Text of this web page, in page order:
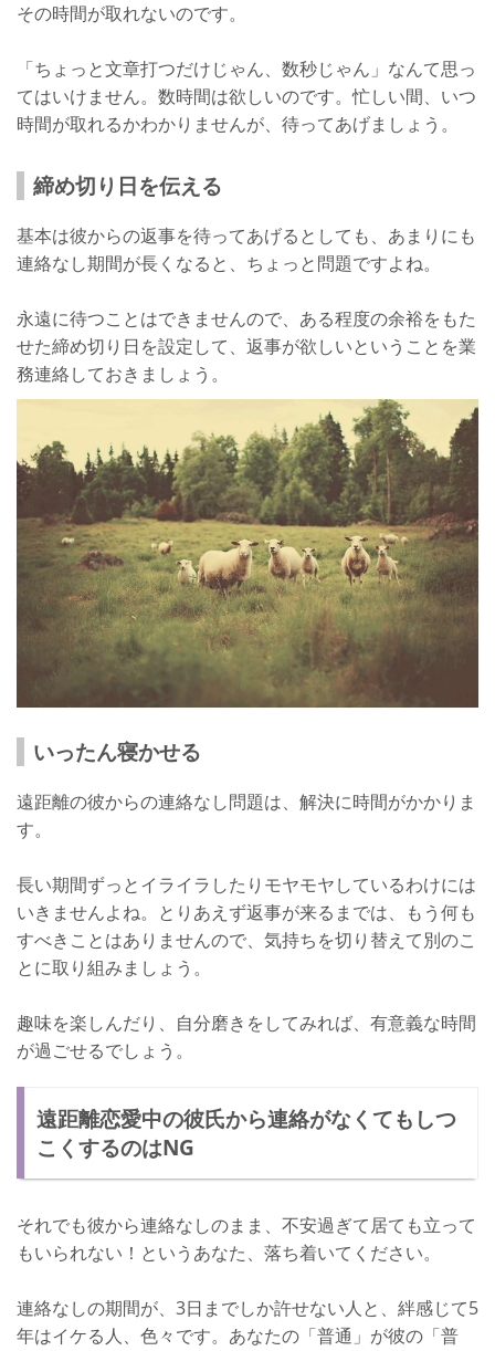
その時間が取れないのです。
「ちょっと文章打つだけじゃん、数秒じゃん」なんて思っ
てはいけません。数時間は欲しいのです。忙しい間、いつ
時間が取れるかわかりませんが、待ってあげましょう。
締め切り日を伝える
基本は彼からの返事を待ってあげるとしても、あまりにも
連絡なし期間が長くなると、ちょっと問題ですよね。
永遠に待つことはできませんので、ある程度の余裕をもた
せた締め切り日を設定して、返事が欲しいということを業
務連絡しておきましょう。
いったん寝かせる
遠距離の彼からの連絡なし問題は、解決に時間がかかりま
す。
長い期間ずっとイライラしたりモヤモヤしているわけには
いきませんよね。とりあえず返事が来るまでは、もう何も
すべきことはありませんので、気持ちを切り替えて別のこ
とに取り組みましょう。
趣味を楽しんだり、自分磨きをしてみれば、有意義な時間
が過ごせるでしょう。
遠距離恋愛中の彼氏から連絡がなくてもしつ
こくするのはNG
それでも彼から連絡なしのまま、不安過ぎて居ても立って
もいられない！というあなた、落ち着いてください。
連絡なしの期間が、3日までしか許せない人と、絆感じて5
年はイケる人、色々です。あなたの「普通」が彼の「普